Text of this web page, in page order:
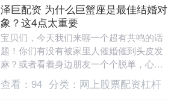
泽巨配资 为什么巨蟹座是最佳结婚对
象？这4点太重要
宝贝们，今天我们来聊一个超有共鸣的话
题！你们有没有被家里人催婚催到头皮发
麻？或者看着身边朋友一个个脱单，心里
开始盘算找个啥样的靠谱？别划走！我以
我嗑完所有星座合....
查看： 94 分类： 网上股票配资杠杆